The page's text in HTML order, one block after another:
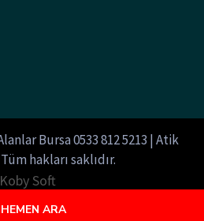
Bursa 0533 812 5213 | Atik
hakları saklıdır.
Koby Soft
HEMEN ARA